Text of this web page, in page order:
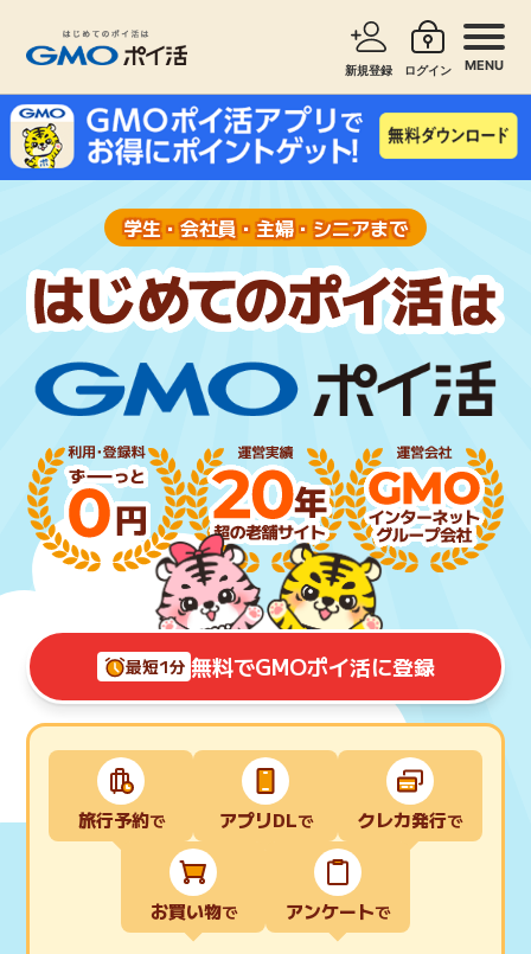
新規登録 ログイン MENU
お知らせ
新着
高還元
即日還元
アンケート
ゲーム
買い物
モニター
ポイ活お得情報
サービスで探す ショッピングで探す
旅行・レンタカー
無料サービス
エンタメ
暮らし
引っ越し
買取・査定
進学・教育
美容・健康
月額有料サービス
学生・会社員・主婦・シニアまで
最短1分 無料でGMOポイ活に登録
旅行予約で アプリDLで クレカ発行で
お買い物で アンケートで